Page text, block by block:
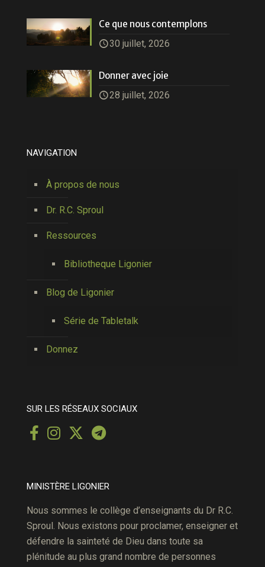
Ce que nous contemplons
30 juillet, 2026
Donner avec joie
28 juillet, 2026
NAVIGATION
À propos de nous
Dr. R.C. Sproul
Ressources
Bibliotheque Ligonier
Blog de Ligonier
Série de Tabletalk
Donnez
SUR LES RÉSEAUX SOCIAUX
MINISTÈRE LIGONIER
Nous sommes le collège d’enseignants du Dr R.C.
Sproul. Nous existons pour proclamer, enseigner et
défendre la sainteté de Dieu dans toute sa
plénitude au plus grand nombre de personnes